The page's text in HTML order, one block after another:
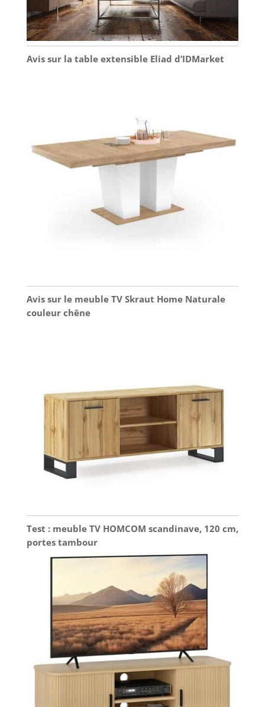
Avis sur la table extensible Eliad d’IDMarket
Avis sur le meuble TV Skraut Home Naturale
couleur chêne
Test : meuble TV HOMCOM scandinave, 120 cm,
portes tambour